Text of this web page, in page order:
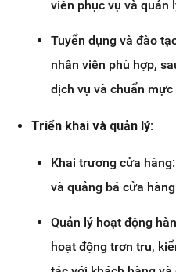
viên phục vụ và quản
Tuyển dụng và đào
nhân viên phù hợp,
dịch vụ và chuẩn
Triển khai và quản lý:
Khai trương cửa
và quảng bá cửa
Quản lý hoạt động
hoạt động trơn tru,